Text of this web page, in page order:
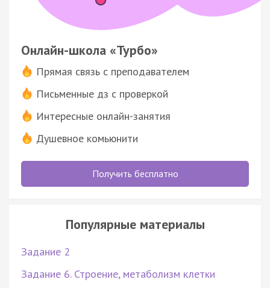
Онлайн-школа «Турбо»
Прямая связь с преподавателем
Письменные дз с проверкой
Интересные онлайн-занятия
Душевное комьюнити
Получить бесплатно
Популярные материалы
Задание 2
Задание 6. Строение, метаболизм клетки